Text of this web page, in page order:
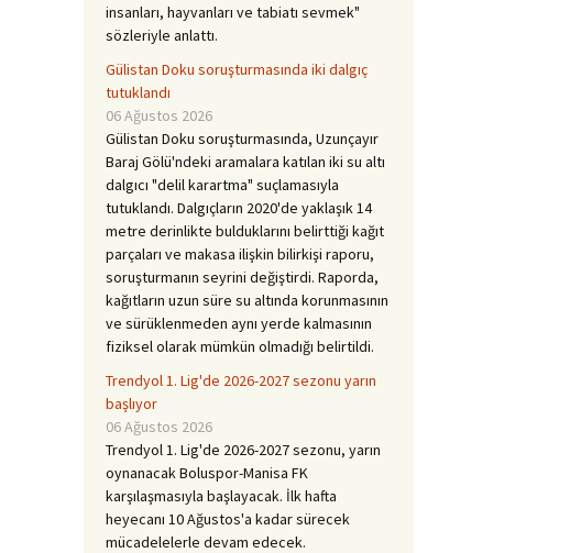
insanları, hayvanları ve tabiatı sevmek"
sözleriyle anlattı.
Gülistan Doku soruşturmasında iki dalgıç
tutuklandı
06 Ağustos 2026
Gülistan Doku soruşturmasında, Uzunçayır
Baraj Gölü'ndeki aramalara katılan iki su altı
dalgıcı "delil karartma" suçlamasıyla
tutuklandı. Dalgıçların 2020'de yaklaşık 14
metre derinlikte bulduklarını belirttiği kağıt
parçaları ve makasa ilişkin bilirkişi raporu,
soruşturmanın seyrini değiştirdi. Raporda,
kağıtların uzun süre su altında korunmasının
ve sürüklenmeden aynı yerde kalmasının
fiziksel olarak mümkün olmadığı belirtildi.
Trendyol 1. Lig'de 2026-2027 sezonu yarın
başlıyor
06 Ağustos 2026
Trendyol 1. Lig'de 2026-2027 sezonu, yarın
oynanacak Boluspor-Manisa FK
karşılaşmasıyla başlayacak. İlk hafta
heyecanı 10 Ağustos'a kadar sürecek
mücadelelerle devam edecek.